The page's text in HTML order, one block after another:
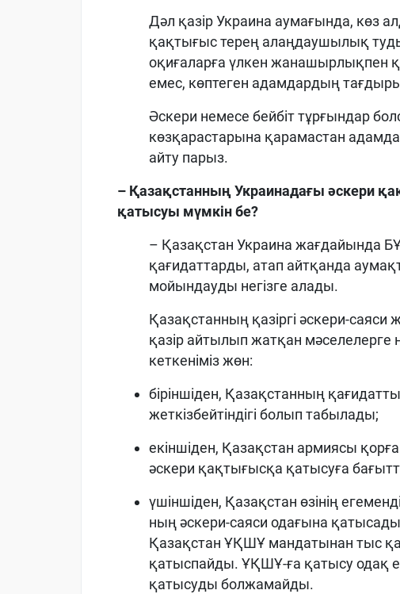
Дәл қазір Украина аумағында, көз
қақтығыс терең алаңдаушылық
оқиғаларға үлкен жанашырлықпен
емес, көптеген адамдардың
Әскери немесе бейбіт тұрғындар
көзқарастарына қарамастан
айту парыз.
– Қазақстанның Украинадағы әскери
қатысуы мүмкін бе?
– Қазақстан Украина жағдайында
қағидаттарды, атап айтқанда
мойындауды негізге алады.
Қазақстанның қазіргі әскери-
қазір айтылып жатқан мәселелерге
кеткеніміз жөн:
біріншіден, Қазақстанның
жеткізбейтіндігі болып табылады;
екіншіден, Қазақстан армиясы
әскери қақтығысқа қатысуға
үшіншіден, Қазақстан өзінің
ның әскери-саяси одағына
Қазақстан ҰҚШҰ мандатынан тыс
қатыспайды. ҰҚШҰ-ға қатысу одақ
қатысуды болжамайды.